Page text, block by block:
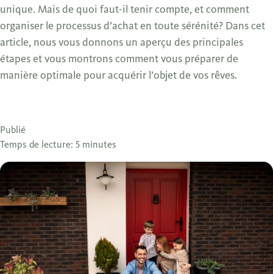
unique. Mais de quoi faut-il tenir compte, et comment
organiser le processus d’achat en toute sérénité? Dans cet
article, nous vous donnons un aperçu des principales
étapes et vous montrons comment vous préparer de
manière optimale pour acquérir l’objet de vos rêves.
Publié
Temps de lecture: 5 minutes